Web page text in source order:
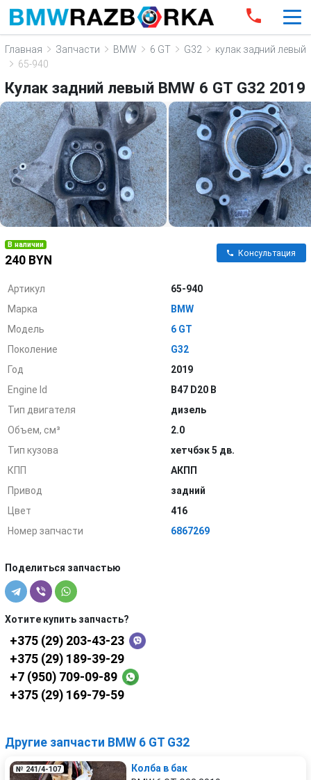
Главная Запчасти BMW 6 GT G32
кулак задний левый
65-940
Кулак задний левый BMW 6 GT G32 2019
В наличии
240 BYN
Консультация
Артикул
65-940
Марка
BMW
Модель
6 GT
Поколение
G32
Год
2019
Engine Id
B47 D20 B
Тип двигателя
дизель
Объем, см³
2.0
Тип кузова
хетчбэк 5 дв.
КПП
АКПП
Привод
задний
Цвет
416
Номер запчасти
6867269
Поделиться запчастью
Хотите купить запчасть?
+375 (29) 203-43-23
+375 (29) 189-39-29
+7 (950) 709-09-89
+375 (29) 169-79-59
Другие запчасти BMW 6 GT G32
№ 241/4-107
Колба в бак